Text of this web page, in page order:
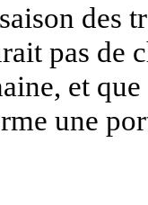
des
pas de
et
une